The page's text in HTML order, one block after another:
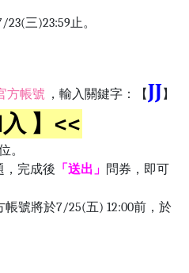
三)23:59止。
方帳號 ，輸入關鍵字：【JJ】
】<<
。
，完成後 「送出」 問券，即可
帳號將於7/25(五) 12:00前，於